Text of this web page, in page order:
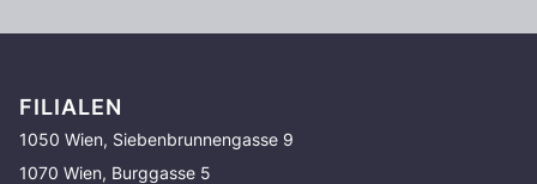
FILIALEN
1050 Wien, Siebenbrunnengasse 9
1070 Wien, Burggasse 5